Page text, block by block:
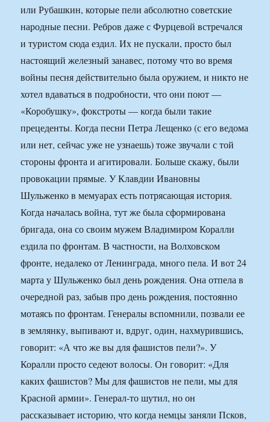
или Рубашкин, которые пели абсолютно советские
народные песни. Ребров даже с Фурцевой встречался
и туристом сюда ездил. Их не пускали, просто был
настоящий железный занавес, потому что во время
войны песня действительно была оружием, и никто не
хотел вдаваться в подробности, что они поют —
«Коробушку», фокстроты — когда были такие
прецеденты. Когда песни Петра Лещенко (с его ведома
или нет, сейчас уже не узнаешь) тоже звучали с той
стороны фронта и агитировали. Больше скажу, были
провокации прямые. У Клавдии Ивановны
Шульженко в мемуарах есть потрясающая история.
Когда началась война, тут же была сформирована
бригада, она со своим мужем Владимиром Коралли
ездила по фронтам. В частности, на Волховском
фронте, недалеко от Ленинграда, много пела. И вот 24
марта у Шульженко был день рождения. Она отпела в
очередной раз, забыв про день рождения, постоянно
мотаясь по фронтам. Генералы вспомнили, позвали ее
в землянку, выпивают и, вдруг, один, нахмурившись,
говорит: «А что же вы для фашистов пели?». У
Коралли просто седеют волосы. Он говорит: «Для
каких фашистов? Мы для фашистов не пели, мы для
Красной армии». Генерал-то шутил, но он
рассказывает историю, что когда немцы заняли Псков,